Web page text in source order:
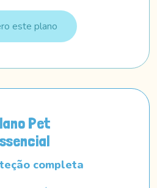
este plano
Pet
completa